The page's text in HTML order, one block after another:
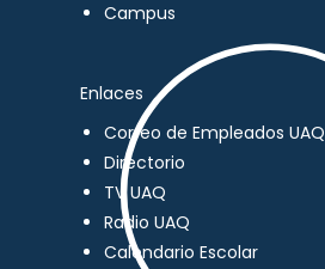
Campus
Enlaces
Correo de Empleados UAQ
Directorio
TV UAQ
Radio UAQ
Calendario Escolar